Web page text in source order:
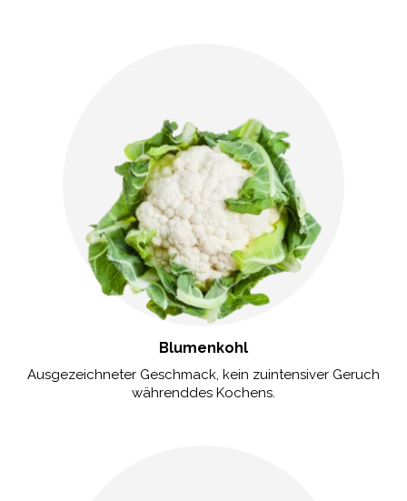
Blumenkohl
Ausgezeichneter Geschmack, kein zuintensiver Geruch
währenddes Kochens.